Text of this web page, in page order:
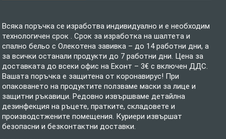
Всяка поръчка се изработва индивидуално и е необходим
технологичен срок . Срок за изработка на шалтета и
спално бельо с Олекотена завивка – до 14 работни дни, а
за всички останали продукти до 7 работни дни. Цена за
доставката до всеки офис на Еконт – 3€ с включен ДДС.
Вашата поръчка е защитена от коронавирус! При
опаковането на продуктите ползваме маски за лице и
защитни ръкавици. Редовно извършваме детайлна
дезинфекция на ръцете, пратките, складовете и
производстжените помещения. Куриери извършат
безопасни и безконтактни доставки.